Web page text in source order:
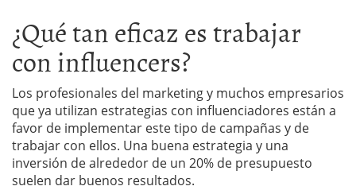
¿Qué tan eficaz es trabajar
con influencers?
Los profesionales del marketing y muchos empresarios
que ya utilizan estrategias con influenciadores están a
favor de implementar este tipo de campañas y de
trabajar con ellos. Una buena estrategia y una
inversión de alrededor de un 20% de presupuesto
suelen dar buenos resultados.